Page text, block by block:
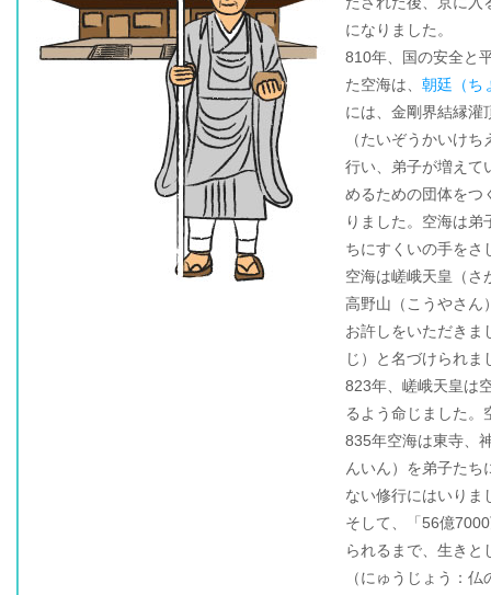
になりました。
810年、国の安全と
た空海は、 朝廷（ち
には、金剛界結縁灌
（たいぞうかいけ
行い、弟子が増えて
めるための団体をつ
りました。空海は
ちにすくいの手をさ
空海は嵯峨天皇（さ
高野山（こうやさん
お許しをいただきま
じ）と名づけられ
823年、嵯峨天皇は
るよう命じました。
835年空海は東寺、
んいん）を弟子たち
ない修行にはいりま
そして、「56億
られるまで、生きと
（にゅうじょう：